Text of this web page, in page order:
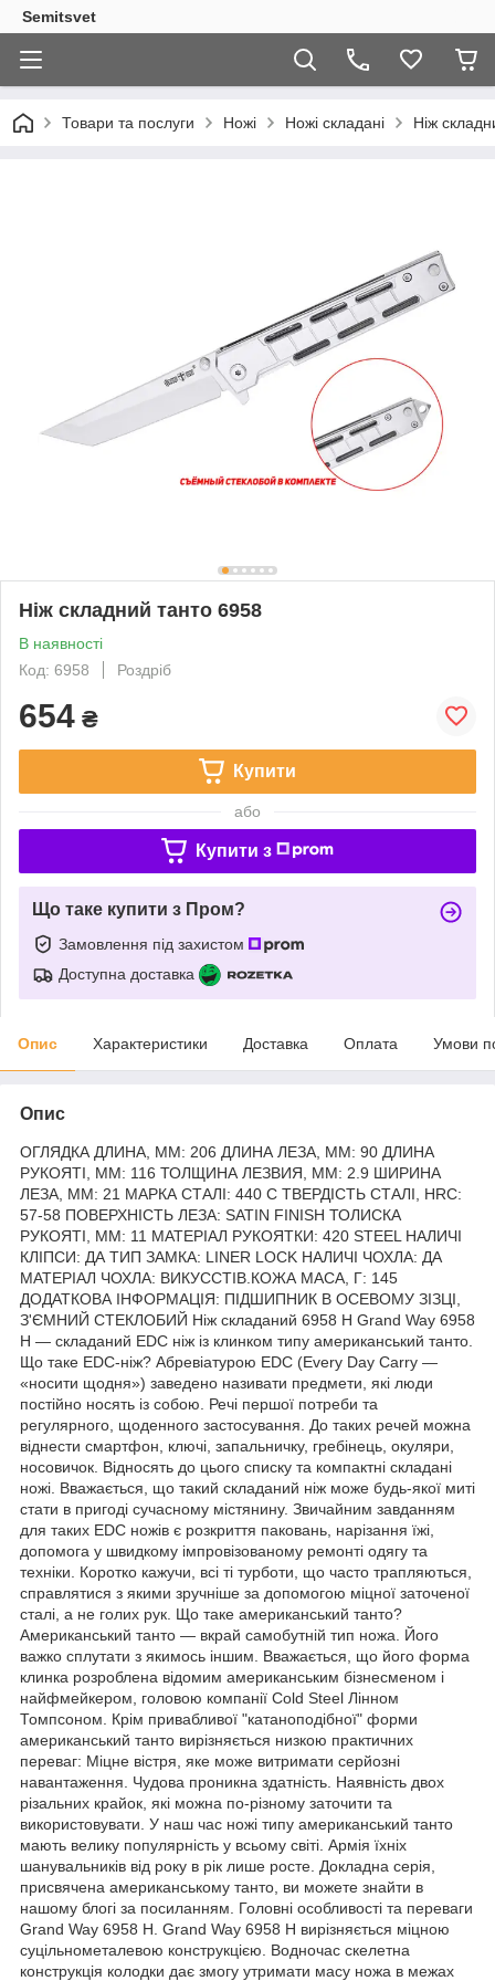
Semitsvet
Товари та послуги Ножі Ножі складані Ніж
Ніж складний танто 6958
В наявності
Код: 6958
Роздріб
654 ₴
Купити
або
Купити з
Що таке купити з Пром?
Замовлення під захистом
Доступна доставка
Опис Характеристики Доставка Оплата Умови
Опис
ОГЛЯДКА ДЛИНА, ММ: 206 ДЛИНА ЛЕЗА, ММ: 90 ДЛИНА
РУКОЯТІ, ММ: 116 ТОЛЩИНА ЛЕЗВИЯ, ММ: 2.9 ШИРИНА
ЛЕЗА, ММ: 21 МАРКА СТАЛІ: 440 C ТВЕРДІСТЬ СТАЛІ, HRC:
57-58 ПОВЕРХНІСТЬ ЛЕЗА: SATIN FINISH ТОЛИСКА
РУКОЯТІ, ММ: 11 МАТЕРІАЛ РУКОЯТКИ: 420 STEEL НАЛИЧІ
КЛІПСИ: ДА ТИП ЗАМКА: LINER LOCK НАЛИЧІ ЧОХЛА: ДА
МАТЕРІАЛ ЧОХЛА: ВИКУССТІВ.КОЖА МАСА, Г: 145
ДОДАТКОВА ІНФОРМАЦІЯ: ПІДШИПНИК В ОСЕВОМУ ЗІЗЦІ,
З'ЄМНИЙ СТЕКЛОБИЙ Ніж складаний 6958 H Grand Way 6958
H — складаний EDC ніж із клинком типу американський танто.
Що таке EDC-ніж? Абревіатурою EDC (Every Day Carry —
«носити щодня») заведено називати предмети, які люди
постійно носять із собою. Речі першої потреби та
регулярного, щоденного застосування. До таких речей можна
віднести смартфон, ключі, запальничку, гребінець, окуляри,
носовичок. Відносять до цього списку та компактні складані
ножі. Вважається, що такий складаний ніж може будь-якої миті
стати в пригоді сучасному містянину. Звичайним завданням
для таких EDC ножів є розкриття паковань, нарізання їжі,
допомога у швидкому імпровізованому ремонті одягу та
техніки. Коротко кажучи, всі ті турботи, що часто трапляються,
справлятися з якими зручніше за допомогою міцної заточеної
сталі, а не голих рук. Що таке американський танто?
Американський танто — вкрай самобутній тип ножа. Його
важко сплутати з якимось іншим. Вважається, що його форма
клинка розроблена відомим американським бізнесменом і
найфмейкером, головою компанії Cold Steel Лінном
Томпсоном. Крім привабливої "катаноподібної" форми
американський танто вирізняється низкою практичних
переваг: Міцне вістря, яке може витримати серйозні
навантаження. Чудова проникна здатність. Наявність двох
різальних крайок, які можна по-різному заточити та
використовувати. У наш час ножі типу американський танто
мають велику популярність у всьому світі. Армія їхніх
шанувальників від року в рік лише росте. Докладна серія,
присвячена американському танто, ви можете знайти в
нашому блогі за посиланням. Головні особливості та переваги
Grand Way 6958 H. Grand Way 6958 H вирізняється міцною
суцільнометалевою конструкцією. Водночас скелетна
конструкція колодки дає змогу утримати масу ножа в межах